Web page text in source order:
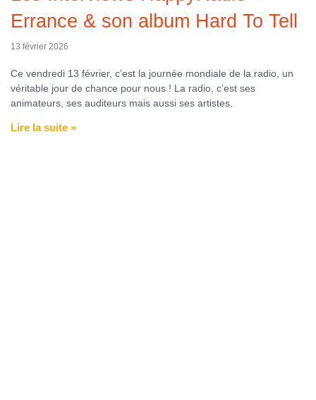
Errance & son album Hard To Tell
13 février 2026
Ce vendredi 13 février, c’est la journée mondiale de la radio, un
véritable jour de chance pour nous ! La radio, c’est ses
animateurs, ses auditeurs mais aussi ses artistes.
Lire la suite »